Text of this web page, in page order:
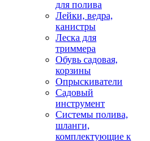
для полива
Лейки, ведра,
канистры
Леска для
триммера
Обувь садовая,
корзины
Опрыскиватели
Садовый
инструмент
Системы полива,
шланги,
комплектующие к